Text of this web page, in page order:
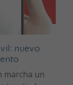
nuevo
marcha un